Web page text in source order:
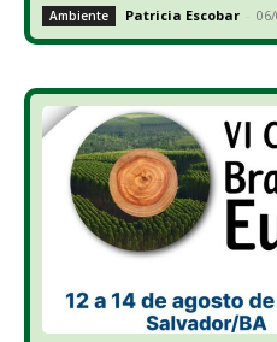
Ambiente Patricia Escobar -